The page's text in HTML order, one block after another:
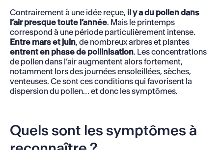
Contrairement à une idée reçue, il y a du pollen dans
l’air presque toute l’année. Mais le printemps
correspond à une période particulièrement intense.
Entre mars et juin, de nombreux arbres et plantes
entrent en phase de pollinisation. Les concentrations
de pollen dans l’air augmentent alors fortement,
notamment lors des journées ensoleillées, sèches,
venteuses. Ce sont ces conditions qui favorisent la
dispersion du pollen… et donc les symptômes.
Quels sont les symptômes à